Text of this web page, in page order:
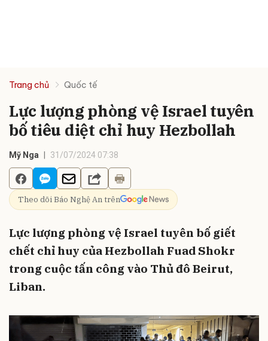
Trang chủ Quốc tế
Lực lượng phòng vệ Israel tuyên
bố tiêu diệt chỉ huy Hezbollah
Mỹ Nga 31/07/2024 07:38
Theo dõi Báo Nghệ An trên
Lực lượng phòng vệ Israel tuyên bố giết
chết chỉ huy của Hezbollah Fuad Shokr
trong cuộc tấn công vào Thủ đô Beirut,
Liban.